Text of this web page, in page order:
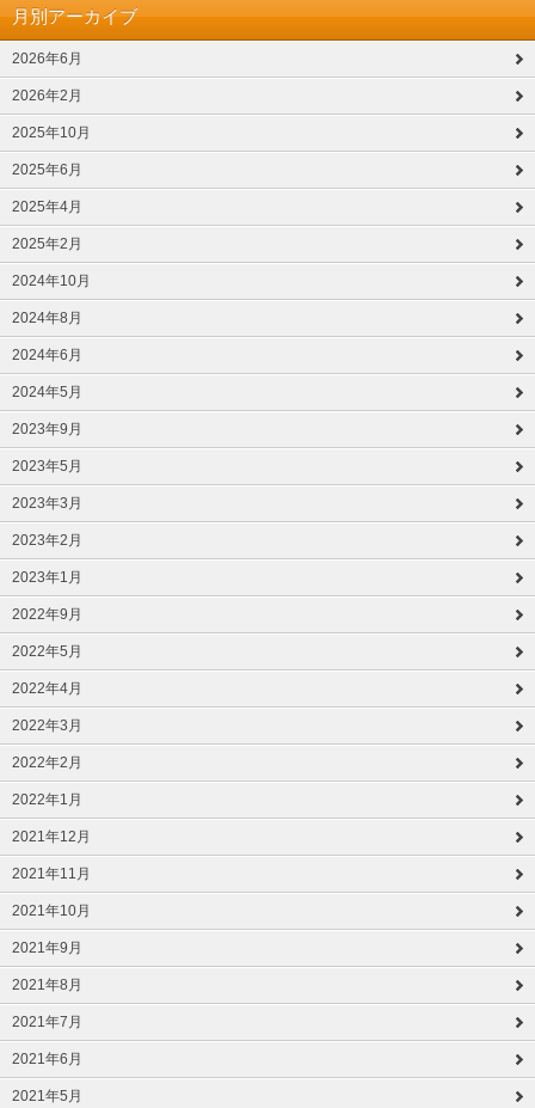
月別アーカイブ
2026年6月
2026年2月
2025年10月
2025年6月
2025年4月
2025年2月
2024年10月
2024年8月
2024年6月
2024年5月
2023年9月
2023年5月
2023年3月
2023年2月
2023年1月
2022年9月
2022年5月
2022年4月
2022年3月
2022年2月
2022年1月
2021年12月
2021年11月
2021年10月
2021年9月
2021年8月
2021年7月
2021年6月
2021年5月